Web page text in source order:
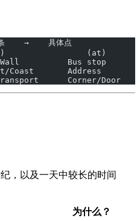
→    具体点
(at)
Bus stop
Coast       Address
Corner/Door
，以及一天中较长的时间
为什么？